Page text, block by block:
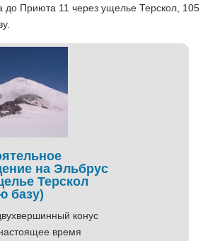
до Приюта 11 через ущелье Терскол, 105
на Эльбрус
Терскол
базу)
конус
время